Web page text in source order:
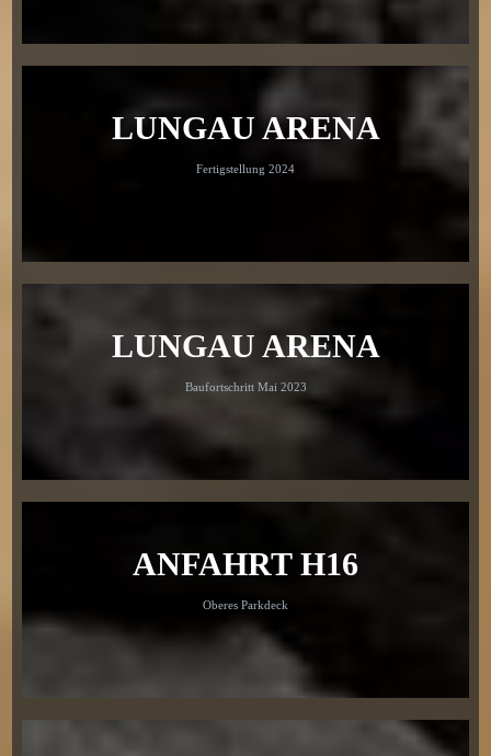
LUNGAU ARENA
Fertigstellung 2024
LUNGAU ARENA
Baufortschritt Mai 2023
ANFAHRT H16
Oberes Parkdeck